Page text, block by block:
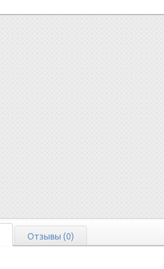
Отзывы (0)